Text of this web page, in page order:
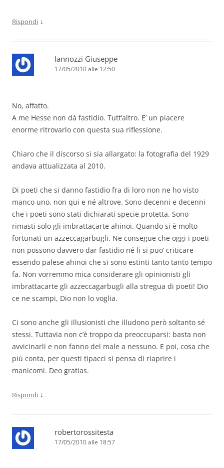
Rispondi ↓
Iannozzi Giuseppe
17/05/2010 alle 12:50
No, affatto.
A me Hesse non dà fastidio. Tutt’altro. E’ un piacere
enorme ritrovarlo con questa sua riflessione.
Chiaro che il discorso si sia allargato: la fotografia del 1929
andava attualizzata al 2010.
Di poeti che si danno fastidio fra di loro non ne ho visto
manco uno, non qui e né altrove. Sono decenni e decenni
che i poeti sono stati dichiarati specie protetta. Sono
rimasti solo gli imbrattacarte ahinoi. Quando si è molto
fortunati un azzeccagarbugli. Ne consegue che oggi i poeti
non possono davvero dar fastidio né li si puo’ criticare
essendo palese ahinoi che si sono estinti tanto tanto tempo
fa. Non vorremmo mica considerare gli opinionisti gli
imbrattacarte gli azzeccagarbugli alla stregua di poeti! Dio
ce ne scampi, Dio non lo voglia.
Ci sono anche gli illusionisti che illudono però soltanto sé
stessi. Tuttavia non c’è troppo da preoccuparsi: basta non
avvicinarli e non fanno del male a nessuno. E poi, cosa che
più conta, per questi tipacci si pensa di riaprire i
manicomi. Deo gratias.
Rispondi ↓
robertorossitesta
17/05/2010 alle 18:57